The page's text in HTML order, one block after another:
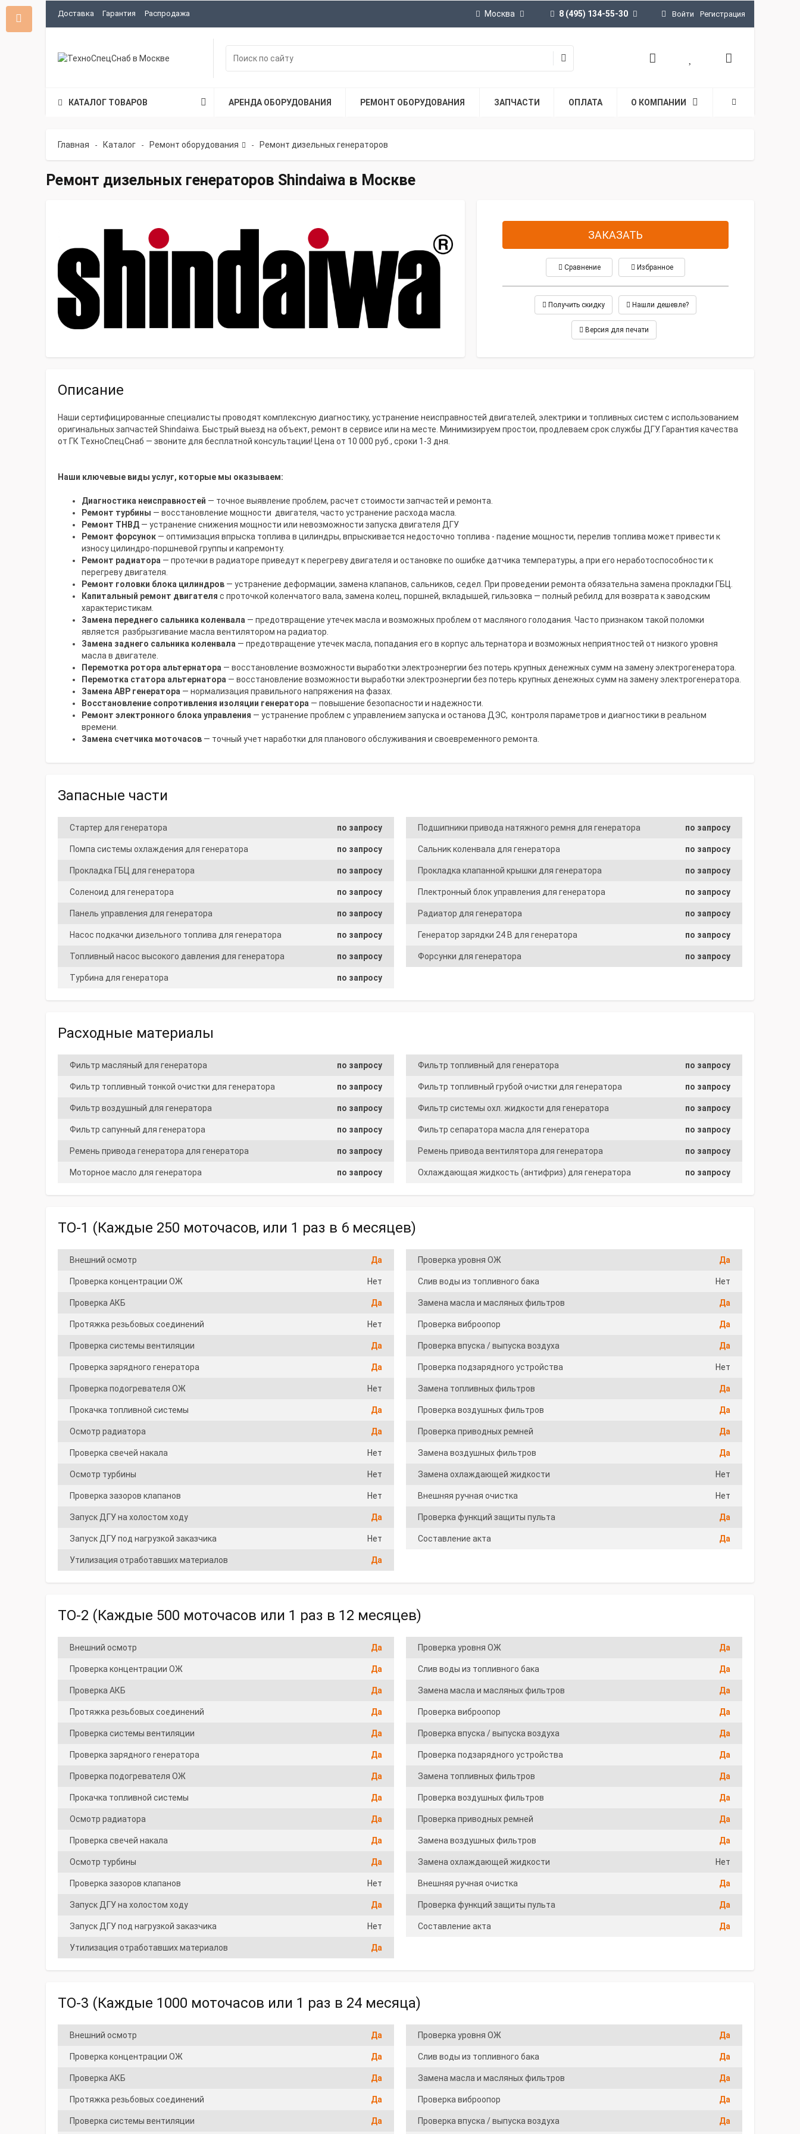
Доставка Гарантия Распродажа Москва 8 (495) 134-55-30 Войти Регистрация
КАТАЛОГ ТОВАРОВ АРЕНДА ОБОРУДОВАНИЯ РЕМОНТ ОБОРУДОВАНИЯ ЗАПЧАСТИ ОПЛАТА О КОМПАНИИ
Главная - Каталог - Ремонт оборудования - Ремонт дизельных генераторов
Ремонт дизельных генераторов Shindaiwa в Москве
ЗАКАЗАТЬ
Сравнение Избранное
Получить скидку Нашли дешевле?
Версия для печати
Описание
Наши сертифицированные специалисты проводят комплексную диагностику, устранение неисправностей двигателей, электрики и топливных систем с использованием
оригинальных запчастей Shindaiwa. Быстрый выезд на объект, ремонт в сервисе или на месте. Минимизируем простои, продлеваем срок службы ДГУ. Гарантия качества
от ГК ТехноСпецСнаб — звоните для бесплатной консультации! Цена от 10 000 руб., сроки 1-3 дня.
Наши ключевые виды услуг, которые мы оказываем:
Диагностика неисправностей — точное выявление проблем, расчет стоимости запчастей и ремонта.
Ремонт турбины — восстановление мощности двигателя, часто устранение расхода масла.
Ремонт ТНВД — устранение снижения мощности или невозможности запуска двигателя ДГУ
Ремонт форсунок — оптимизация впрыска топлива в цилиндры, впрыскивается недосточно топлива - падение мощности, перелив топлива может привести к
износу цилиндро-поршневой группы и капремонту.
Ремонт радиатора — протечки в радиаторе приведут к перегреву двигателя и остановке по ошибке датчика температуры, а при его неработоспособности к
перегреву двигателя.
Ремонт головки блока цилиндров — устранение деформации, замена клапанов, сальников, седел. При проведении ремонта обязательна замена прокладки ГБЦ.
Капитальный ремонт двигателя с проточкой коленчатого вала, замена колец, поршней, вкладышей, гильзовка — полный ребилд для возврата к заводским
характеристикам.
Замена переднего сальника коленвала — предотвращение утечек масла и возможных проблем от масляного голодания. Часто признаком такой поломки
является разбрызгивание масла вентилятором на радиатор.
Замена заднего сальника коленвала — предотвращение утечек масла, попадания его в корпус альтернатора и возможных неприятностей от низкого уровня
масла в двигателе.
Перемотка ротора альтернатора — восстановление возможности выработки электроэнергии без потерь крупных денежных сумм на замену электрогенератора.
Перемотка статора альтернатора — восстановление возможности выработки электроэнергии без потерь крупных денежных сумм на замену электрогенератора.
Замена АВР генератора — нормализация правильного напряжения на фазах.
Восстановление сопротивления изоляции генератора — повышение безопасности и надежности.
Ремонт электронного блока управления — устранение проблем с управлением запуска и останова ДЭС, контроля параметров и диагностики в реальном
времени.
Замена счетчика моточасов — точный учет наработки для планового обслуживания и своевременного ремонта.
Запасные части
Стартер для генератора по запросу Подшипники привода натяжного ремня для генератора по запросу
Помпа системы охлаждения для генератора по запросу Сальник коленвала для генератора по запросу
Прокладка ГБЦ для генератора по запросу Прокладка клапанной крышки для генератора по запросу
Соленоид для генератора по запросу Плектронный блок управления для генератора по запросу
Панель управления для генератора по запросу Радиатор для генератора по запросу
Насос подкачки дизельного топлива для генератора по запросу Генератор зарядки 24 В для генератора по запросу
Топливный насос высокого давления для генератора по запросу Форсунки для генератора по запросу
Турбина для генератора по запросу
Расходные материалы
Фильтр масляный для генератора по запросу Фильтр топливный для генератора по запросу
Фильтр топливный тонкой очистки для генератора по запросу Фильтр топливный грубой очистки для генератора по запросу
Фильтр воздушный для генератора по запросу Фильтр системы охл. жидкости для генератора по запросу
Фильтр сапунный для генератора по запросу Фильтр сепаратора масла для генератора по запросу
Ремень привода генератора для генератора по запросу Ремень привода вентилятора для генератора по запросу
Моторное масло для генератора по запросу Охлаждающая жидкость (антифриз) для генератора по запросу
ТО-1 (Каждые 250 моточасов, или 1 раз в 6 месяцев)
Внешний осмотр Да Проверка уровня ОЖ Да
Проверка концентрации ОЖ Нет Слив воды из топливного бака Нет
Проверка АКБ Да Замена масла и масляных фильтров Да
Протяжка резьбовых соединений Нет Проверка виброопор Да
Проверка системы вентиляции Да Проверка впуска / выпуска воздуха Да
Проверка зарядного генератора Да Проверка подзарядного устройства Нет
Проверка подогревателя ОЖ Нет Замена топливных фильтров Да
Прокачка топливной системы Да Проверка воздушных фильтров Да
Осмотр радиатора Да Проверка приводных ремней Да
Проверка свечей накала Нет Замена воздушных фильтров Да
Осмотр турбины Нет Замена охлаждающей жидкости Нет
Проверка зазоров клапанов Нет Внешняя ручная очистка Нет
Запуск ДГУ на холостом ходу Да Проверка функций защиты пульта Да
Запуск ДГУ под нагрузкой заказчика Нет Составление акта Да
Утилизация отработавших материалов Да
ТО-2 (Каждые 500 моточасов или 1 раз в 12 месяцев)
Внешний осмотр Да Проверка уровня ОЖ Да
Проверка концентрации ОЖ Да Слив воды из топливного бака Да
Проверка АКБ Да Замена масла и масляных фильтров Да
Протяжка резьбовых соединений Да Проверка виброопор Да
Проверка системы вентиляции Да Проверка впуска / выпуска воздуха Да
Проверка зарядного генератора Да Проверка подзарядного устройства Да
Проверка подогревателя ОЖ Да Замена топливных фильтров Да
Прокачка топливной системы Да Проверка воздушных фильтров Да
Осмотр радиатора Да Проверка приводных ремней Да
Проверка свечей накала Да Замена воздушных фильтров Да
Осмотр турбины Да Замена охлаждающей жидкости Нет
Проверка зазоров клапанов Нет Внешняя ручная очистка Да
Запуск ДГУ на холостом ходу Да Проверка функций защиты пульта Да
Запуск ДГУ под нагрузкой заказчика Нет Составление акта Да
Утилизация отработавших материалов Да
ТО-3 (Каждые 1000 моточасов или 1 раз в 24 месяца)
Внешний осмотр Да Проверка уровня ОЖ Да
Проверка концентрации ОЖ Да Слив воды из топливного бака Да
Проверка АКБ Да Замена масла и масляных фильтров Да
Протяжка резьбовых соединений Да Проверка виброопор Да
Проверка системы вентиляции Да Проверка впуска / выпуска воздуха Да